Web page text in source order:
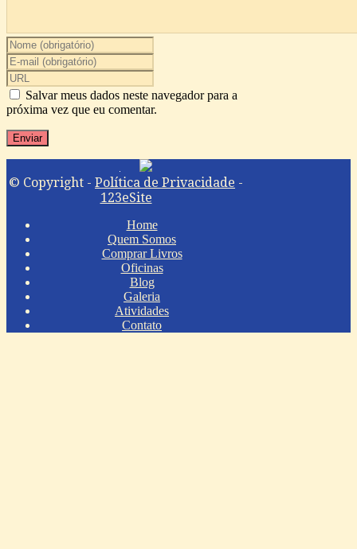
Salvar meus dados neste navegador para a
próxima vez que eu comentar.
© Copyright - Política de Privacidade -
123eSite
Home
Quem Somos
Comprar Livros
Oficinas
Blog
Galeria
Atividades
Contato